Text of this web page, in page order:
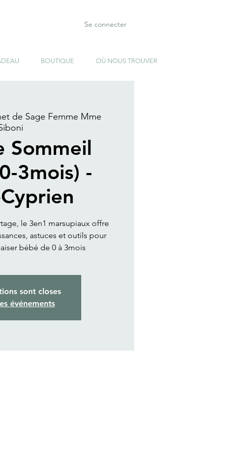
Se connecter
BOUTIQUE OÙ NOUS TROUVER
de Sage Femme Mme
Sommeil
3mois) -
le 3en1 marsupiaux offre
astuces et outils pour
bébé de 0 à 3mois
sont closes
événements